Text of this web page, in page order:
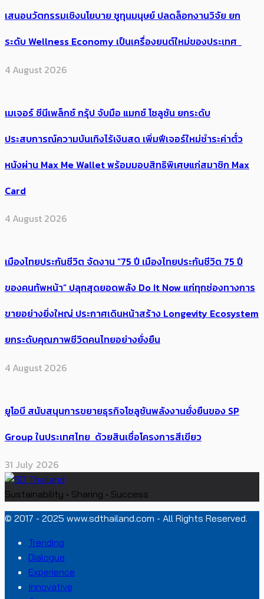
เสนอนวัตกรรมเชิงนโยบาย ชูทุนมนุษย์ ปลดล็อกงานวิจัย ยก
ระดับ Wellness Economy เป็นเครื่องยนต์ใหม่ของประเทศ
4 August 2026
เมเจอร์ ซีนีเพล็กซ์ กรุ้ป จับมือ แมกซ์ โซลูชัน ยกระดับ
ประสบการณ์ความบันเทิงไร้เงินสด เพิ่มฟีเจอร์ใหม่ชำระค่าตั๋ว
หนังผ่าน Max Me Wallet พร้อมมอบสิทธิพิเศษแก่สมาชิก Max
Card
4 August 2026
เมืองไทยประกันชีวิต จัดงาน “75 ปี เมืองไทยประกันชีวิต 75 ปี
ของคนทัพหน้า” ปลุกสุดยอดพลัง Do It Now แก่ทุกช่องทางการ
ขายอย่างยิ่งใหญ่ ประกาศเดินหน้าสร้าง Longevity Ecosystem
ยกระดับคุณภาพชีวิตคนไทยอย่างยั่งยืน
4 August 2026
ยูโอบี สนับสนุนการขยายธุรกิจโซลูชันพลังงานยั่งยืนของ SP
Group ในประเทศไทย ด้วยสินเชื่อโครงการสีเขียว
31 July 2026
Sustainability • Sharing • Success
© 2017 - 2025 www.sdthailand.com - All Rights Reserved.
Trending
Dialogue
Experience
Innovative